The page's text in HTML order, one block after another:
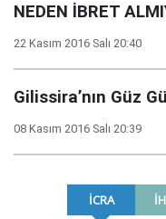
NEDEN İBRET
22 Kasım 2016 Salı 20:40
Gilissira’nın Güz
08 Kasım 2016 Salı 20:39